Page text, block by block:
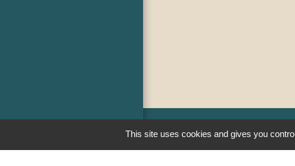
Liens
This site uses cookies and gives you